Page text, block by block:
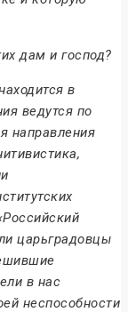
дам и господ?
в
ведутся по
направления
царьградовцы
в нас
неспособности